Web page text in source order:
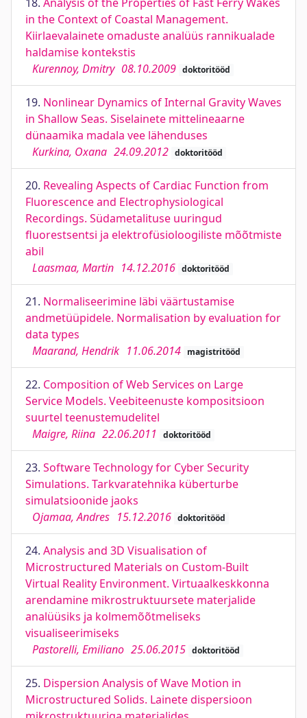
in the Context of Coastal Management.
Kiirlaevalainete omaduste analüüs rannikualade
haldamise kontekstis
Kurennoy, Dmitry 08.10.2009 doktoritööd
19. Nonlinear Dynamics of Internal Gravity Waves
in Shallow Seas. Siselainete mittelineaarne
dünaamika madala vee lähenduses
Kurkina, Oxana 24.09.2012 doktoritööd
20. Revealing Aspects of Cardiac Function from
Fluorescence and Electrophysiological
Recordings. Südametalituse uuringud
fluorestsentsi ja elektrofüsioloogiliste mõõtmiste
abil
Laasmaa, Martin 14.12.2016 doktoritööd
21. Normaliseerimine läbi väärtustamise
andmetüüpidele. Normalisation by evaluation for
data types
Maarand, Hendrik 11.06.2014 magistritööd
22. Composition of Web Services on Large
Service Models. Veebiteenuste kompositsioon
suurtel teenustemudelitel
Maigre, Riina 22.06.2011 doktoritööd
23. Software Technology for Cyber Security
Simulations. Tarkvaratehnika küberturbe
simulatsioonide jaoks
Ojamaa, Andres 15.12.2016 doktoritööd
24. Analysis and 3D Visualisation of
Microstructured Materials on Custom-Built
Virtual Reality Environment. Virtuaalkeskkonna
arendamine mikrostruktuursete materjalide
analüüsiks ja kolmemõõtmeliseks
visualiseerimiseks
Pastorelli, Emiliano 25.06.2015 doktoritööd
25. Dispersion Analysis of Wave Motion in
Microstructured Solids. Lainete dispersioon